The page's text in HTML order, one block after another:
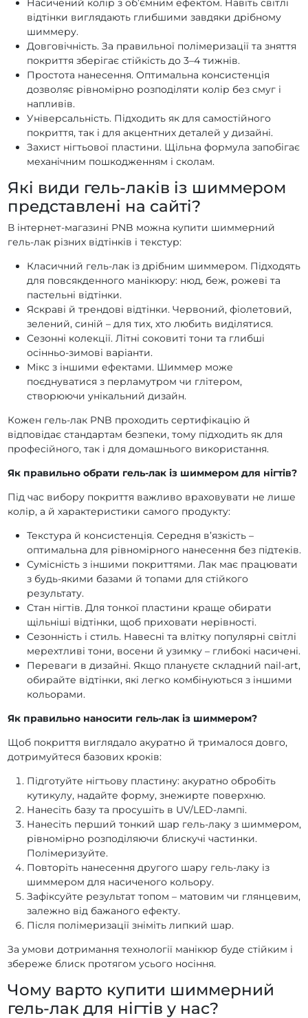
Гель-лаки PNB Romantic Voyage
Гель-лаки PNB Renaissance
Гель-лаки PNB Queen of holiday
Гель-лаки PNB Perfume Palette
Гель-лаки PNB Old Money
Гель-лаки PNB New Year
Гель-лаки PNB Neon Bomb
Гель-лаки PNB Nature Triumphs
Гель-лаки PNB Moulin rouge
Гель-лаки PNB Magic Treats
Гель-лаки PNB Luxurious and Exquisite
Гель-лаки PNB LES MACARONS DE PARIS
Гель-лаки PNB Juicy Spark
Гель-лаки PNB Ice Cream
Гель-лаки PNB Hot Summer
Гель-лаки PNB Happy birthday
Гель-лаки PNB Glow Gems
Гель-лаки PNB Glamour Cat
Гель-лаки PNB Fairy Tales
Гель-лаки PNB Fairy Night
Гель-лаки PNB Day by Day
Гель-лаки PNB Cool Girl
Гель-лаки PNB Colors of elegance
Гель-лаки PNB Christmas Melody
Гель-лаки PNB Caribbean Сlub
Гель-лаки PNB Butter Yellow
Гель-лаки PNB Big City Life
Гель-лаки PNB 50 Shades of Pink
Насичений колір з об’ємним ефектом. Навіть світлі
відтінки виглядають глибшими завдяки дрібному
шиммеру.
Довговічність. За правильної полімеризації та зняття
покриття зберігає стійкість до 3–4 тижнів.
Простота нанесення. Оптимальна консистенція
дозволяє рівномірно розподіляти колір без смуг і
напливів.
Універсальність. Підходить як для самостійного
покриття, так і для акцентних деталей у дизайні.
Захист нігтьової пластини. Щільна формула запобігає
механічним пошкодженням і сколам.
Які види гель-лаків із шиммером
представлені на сайті?
В інтернет-магазині PNB можна купити шиммерний
гель-лак різних відтінків і текстур:
Класичний гель-лак із дрібним шиммером. Підходять
для повсякденного манікюру: нюд, беж, рожеві та
пастельні відтінки.
Яскраві й трендові відтінки. Червоний, фіолетовий,
зелений, синій – для тих, хто любить виділятися.
Сезонні колекції. Літні соковиті тони та глибші
осінньо-зимові варіанти.
Мікс з іншими ефектами. Шиммер може
поєднуватися з перламутром чи глітером,
створюючи унікальний дизайн.
Кожен гель-лак PNB проходить сертифікацію й
відповідає стандартам безпеки, тому підходить як для
професійного, так і для домашнього використання.
Як правильно обрати гель-лак із шиммером для нігтів?
Під час вибору покриття важливо враховувати не лише
колір, а й характеристики самого продукту:
Текстура й консистенція. Середня в’язкість –
оптимальна для рівномірного нанесення без підтеків.
Сумісність з іншими покриттями. Лак має працювати
з будь-якими базами й топами для стійкого
результату.
Стан нігтів. Для тонкої пластини краще обирати
щільніші відтінки, щоб приховати нерівності.
Сезонність і стиль. Навесні та влітку популярні світлі
мерехтливі тони, восени й узимку – глибокі насичені.
Переваги в дизайні. Якщо плануєте складний nail-art,
обирайте відтінки, які легко комбінуються з іншими
кольорами.
Як правильно наносити гель-лак із шиммером?
Щоб покриття виглядало акуратно й трималося довго,
дотримуйтеся базових кроків:
Підготуйте нігтьову пластину: акуратно обробіть
кутикулу, надайте форму, знежирте поверхню.
Нанесіть базу та просушіть в UV/LED-лампі.
Нанесіть перший тонкий шар гель-лаку з шиммером,
рівномірно розподіляючи блискучі частинки.
Полімеризуйте.
Повторіть нанесення другого шару гель-лаку із
шиммером для насиченого кольору.
Зафіксуйте результат топом – матовим чи глянцевим,
залежно від бажаного ефекту.
Після полімеризації зніміть липкий шар.
За умови дотримання технології манікюр буде стійким і
збереже блиск протягом усього носіння.
Чому варто купити шиммерний
гель-лак для нігтів у нас?